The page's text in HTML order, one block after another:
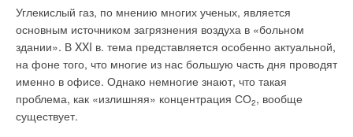
Углекислый газ, по мнению многих ученых, является
основным источником загрязнения воздуха в «больном
здании». В XXI в. тема представляется особенно актуальной,
на фоне того, что многие из нас большую часть дня проводят
именно в офисе. Однако немногие знают, что такая
проблема, как «излишняя» концентрация СО2, вообще
существует.
энергию или для обычных систем отопления. Для любых
помещений и любых потребностей в тепле. Пяти
типоразмеров, одно-, двух-, или трехслойный.
Высотой от 300 до 900 мм. Длиной от 400 до 3000 мм.
Радиаторы Demrad®изготавливаются как с боковым (серия
Standart), так и с нижним подключением (серия Universal).
«карманы», которые никогда не занимают, поскольку
детекторы могут не сразу отреагировать на развитие пожара
у дальней стены или за закрытой дверью, что многократно
увеличивает урон от огня. Для надежной работы
противопожарной системы также требуется правильное
размещение датчиков.